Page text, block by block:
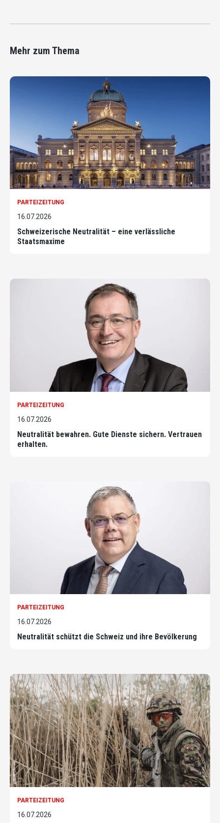
Mehr zum Thema
PARTEIZEITUNG
16.07.2026
Schweizerische Neutralität – eine verlässliche
Staatsmaxime
PARTEIZEITUNG
16.07.2026
Neutralität bewahren. Gute Dienste sichern. Vertrauen
erhalten.
PARTEIZEITUNG
16.07.2026
Neutralität schützt die Schweiz und ihre Bevölkerung
PARTEIZEITUNG
16.07.2026